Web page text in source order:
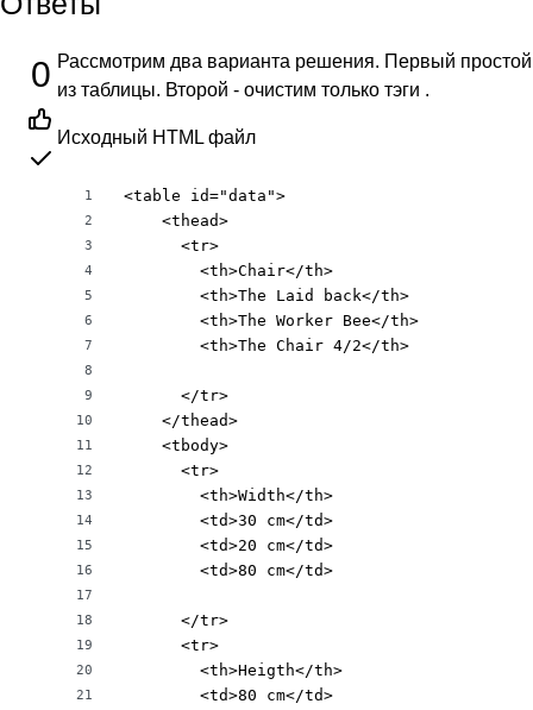
0 Рассмотрим два варианта решения. Первый
из таблицы. Второй - очистим только тэги .
Исходный HTML файл
1
2
3
4
5
6
7
8
9
10
11
12
13
14
15
16
17
18
19
20
21
<table id="data">
    <thead>
      <tr>
        <th>Chair</th>
        <th>The Laid back</th>
        <th>The Worker Bee</th>
        <th>The Chair 4/2</th>
      </tr>
    </thead>
    <tbody>
      <tr>
        <th>Width</th>
        <td>30 cm</td>
        <td>20 cm</td>
        <td>80 cm</td>
      </tr>
      <tr>
        <th>Heigth</th>
        <td>80 cm</td>